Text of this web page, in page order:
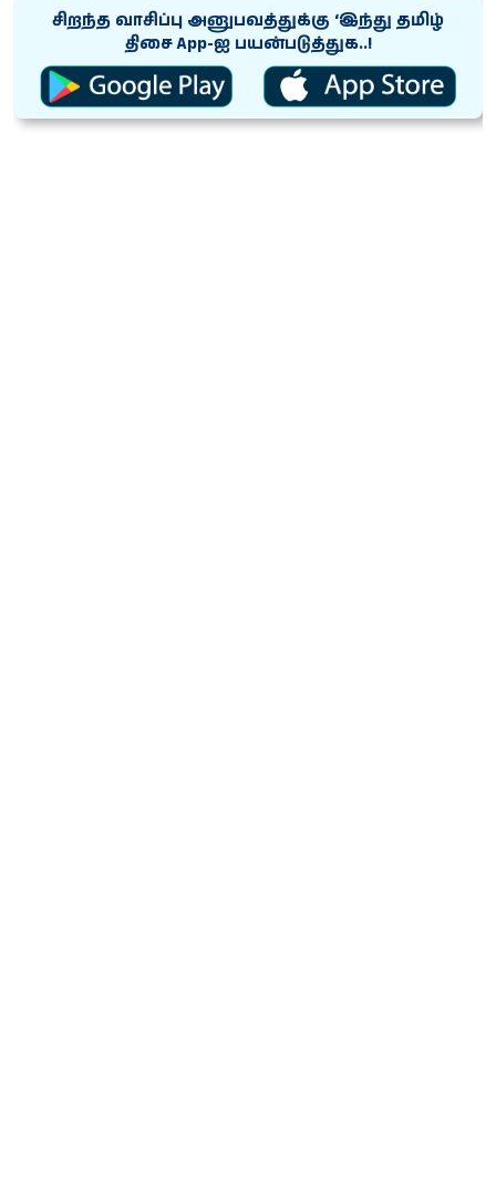
சிறந்த வாசிப்பு அனுபவத்துக்கு ‘இந்து தமிழ்
திசை App-ஐ பயன்படுத்துக..!